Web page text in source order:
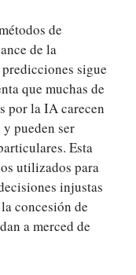
de
de la
sigue
que muchas de
por la IA carecen
pueden ser
Esta
utilizados para
injustas
concesión de
a merced de